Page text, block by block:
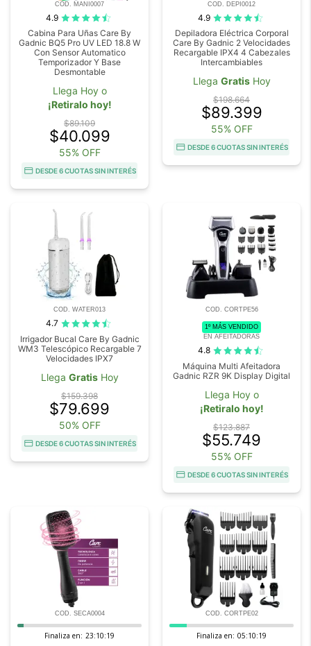
COD. MANI0007
4.9
Cabina Para Uñas Care By
Gadnic BQ5 Pro UV LED 18.8 W
Con Sensor Automatico
Temporizador Y Base
Desmontable
Llega Hoy o
¡Retiralo hoy!
$89.109
$40.099
55% OFF
DESDE 6 CUOTAS SIN INTERÉS
COD. DEPI0012
4.9
Depiladora Eléctrica Corporal
Care By Gadnic 2 Velocidades
Recargable IPX4 4 Cabezales
Intercambiables
Llega GratisHoy
$198.664
$89.399
55% OFF
DESDE 6 CUOTAS SIN INTERÉS
COD. WATER013
4.7
Irrigador Bucal Care By Gadnic
WM3 Telescópico Recargable 7
Velocidades IPX7
Llega GratisHoy
$159.398
$79.699
50% OFF
DESDE 6 CUOTAS SIN INTERÉS
COD. CORTPE56
1º MÁS VENDIDO
EN AFEITADORAS
4.8
Máquina Multi Afeitadora
Gadnic RZR 9K Display Digital
Llega Hoy o
¡Retiralo hoy!
$123.887
$55.749
55% OFF
DESDE 6 CUOTAS SIN INTERÉS
COD. SECA0004
Finaliza en: 23:10:18
COD. CORTPE02
Finaliza en: 05:10:18